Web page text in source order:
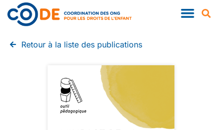
Retour à la liste des publications